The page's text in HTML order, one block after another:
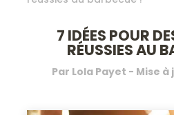
7 IDÉES POUR
RÉUSSIES AU
Par Lola Payet - Mise à